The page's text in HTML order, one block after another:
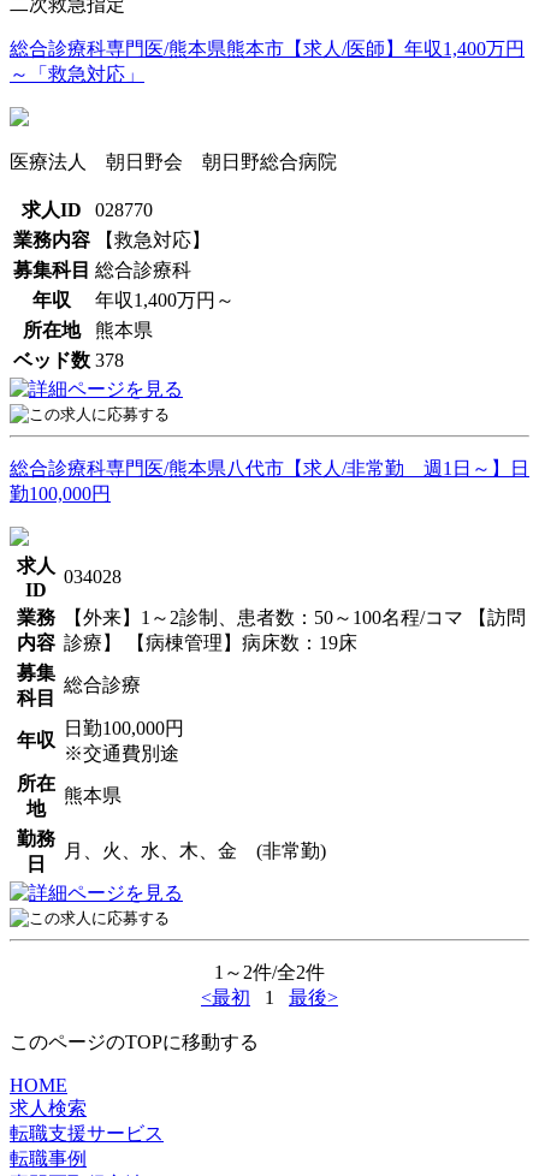
総合診療科専門医/熊本県熊本市【求人/医師】年収1,400万円
～「救急対応」
医療法人 朝日野会 朝日野総合病院
求人ID
028770
業務内容
【救急対応】
募集科目 総合診療科
年収
年収1,400万円～
所在地
熊本県
ベッド数 378
総合診療科専門医/熊本県八代市【求人/非常勤 週1日～】日
勤100,000円
求人
ID
034028
業務
内容
【外来】1～2診制、患者数：50～100名程/コマ 【訪問
診療】 【病棟管理】病床数：19床
募集
科目
総合診療
年収
日勤100,000円
※交通費別途
所在
地
熊本県
勤務
日
月、火、水、木、金 (非常勤)
1～2件/全2件
<最初
1 最後>
このページのTOPに移動する
HOME
求人検索
転職支援サービス
転職事例